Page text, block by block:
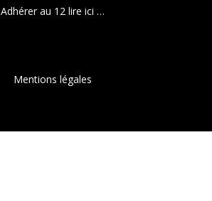
Adhérer au 12 lire ici …
Mentions légales